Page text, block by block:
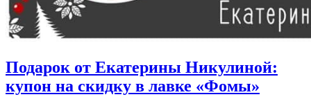
Подарок от Екатерины Никулиной:
купон на скидку в лавке «Фомы»